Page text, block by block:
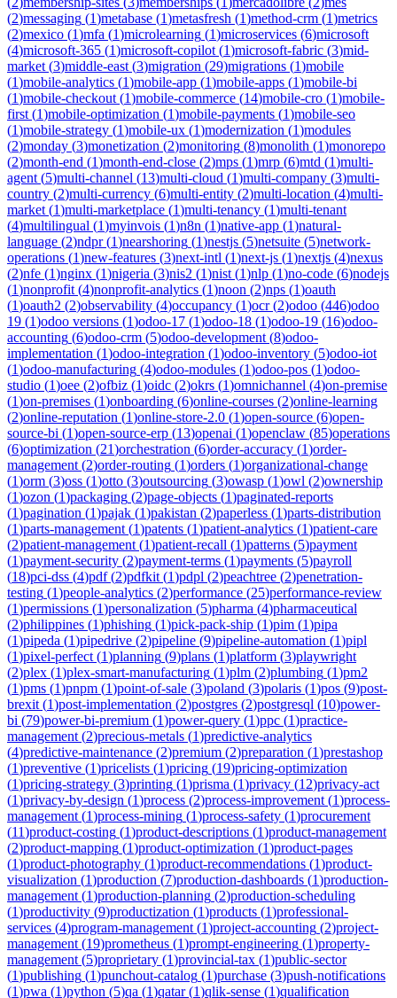
(2)messaging (1)metabase (1)metasfresh (1)method-crm (1)metrics
(2)mexico (1)mfa (1)microlearning (1)microservices (6)microsoft
(4)microsoft-365 (1)microsoft-copilot (1)microsoft-fabric (3)mid-
market (3)middle-east (3)migration (29)migrations (1)mobile
(1)mobile-analytics (1)mobile-app (1)mobile-apps (1)mobile-bi
(1)mobile-checkout (1)mobile-commerce (14)mobile-cro (1)mobile-
first (1)mobile-optimization (1)mobile-payments (1)mobile-seo
(1)mobile-strategy (1)mobile-ux (1)modernization (1)modules
(2)monday (3)monetization (2)monitoring (8)monolith (1)monorepo
(2)month-end (1)month-end-close (2)mps (1)mrp (6)mtd (1)multi-
agent (5)multi-channel (13)multi-cloud (1)multi-company (3)multi-
country (2)multi-currency (6)multi-entity (2)multi-location (4)multi-
market (1)multi-marketplace (1)multi-tenancy (1)multi-tenant
(4)multilingual (1)myinvois (1)n8n (1)native-app (1)natural-
language (2)ndpr(1)nearshoring (1)nestjs (5)netsuite (5)network-
operations (1)new-features (3)next-intl (1)next-js (1)nextjs (4)nexus
(2)nfe (1)nginx (1)nigeria (3)nis2 (1)nist (1)nlp (1)no-code (6)nodejs
(1)nonprofit (4)nonprofit-analytics (1)noon (2)nps (1)oauth
(1)oauth2 (2)observability (4)occupancy (1)ocr(2)odoo (446)odoo
19 (1)odoo versions (1)odoo-17 (1)odoo-18 (1)odoo-19 (16)odoo-
accounting (6)odoo-crm (5)odoo-development (8)odoo-
implementation (1)odoo-integration (1)odoo-inventory (5)odoo-iot
(1)odoo-manufacturing (4)odoo-modules (1)odoo-pos (1)odoo-
studio (1)oee (2)ofbiz (1)oidc (2)okrs (1)omnichannel (4)on-premise
(1)on-premises (1)onboarding (6)online-courses (2)online-learning
(2)online-reputation (1)online-store-2.0 (1)open-source (6)open-
source-bi (1)open-source-erp (13)openai (1)openclaw (85)operations
(6)optimization (21)orchestration (6)order-accuracy (1)order-
management (2)order-routing (1)orders (1)organizational-change
(1)orm (3)oss (1)otto (3)outsourcing (3)owasp (1)owl (2)ownership
(1)ozon (1)packaging (2)page-objects (1)paginated-reports
(1)pagination (1)pajak (1)pakistan (2)paperless (1)parts-distribution
(1)parts-management (1)patents (1)patient-analytics (1)patient-care
(2)patient-management (1)patient-recall (1)patterns (5)payment
(1)payment-security (2)payment-terms (1)payments (5)payroll
(18)pci-dss (4)pdf(2)pdfkit (1)pdpl (2)peachtree (2)penetration-
testing (1)people-analytics (2)performance (25)performance-review
(1)permissions (1)personalization (5)pharma (4)pharmaceutical
(2)philippines (1)phishing (1)pick-pack-ship (1)pim (1)pipa
(1)pipeda (1)pipedrive (2)pipeline (9)pipeline-automation (1)pipl
(1)pixel-perfect (1)planning (9)plans (1)platform (3)playwright
(2)plex (1)plex-smart-manufacturing (1)plm (2)plumbing (1)pm2
(1)pms (1)pnpm (1)point-of-sale (3)poland (3)polaris (1)pos (9)post-
brexit (1)post-implementation (2)postgres (2)postgresql (10)power-
bi (79)power-bi-premium (1)power-query (1)ppc (1)practice-
management (2)precious-metals (1)predictive-analytics
(4)predictive-maintenance (2)premium (2)preparation (1)prestashop
(1)preventive (1)pricelists (1)pricing (19)pricing-optimization
(1)pricing-strategy (3)printing (1)prisma (1)privacy (12)privacy-act
(1)privacy-by-design (1)process (2)process-improvement (1)process-
management (1)process-mining (1)process-safety (1)procurement
(11)product-costing (1)product-descriptions (1)product-management
(2)product-mapping (1)product-optimization (1)product-pages
(1)product-photography (1)product-recommendations (1)product-
visualization (1)production (7)production-dashboards (1)production-
management (1)production-planning (2)production-scheduling
(1)productivity (9)productization (1)products (1)professional-
services (4)program-management (1)project-accounting (2)project-
management (19)prometheus (1)prompt-engineering (1)property-
management (5)proprietary (1)provincial-tax (1)public-sector
(1)publishing (1)punchout-catalog (1)purchase (3)push-notifications
(1)pwa (1)python (5)qa (1)qatar(1)qlik-sense (1)qualification